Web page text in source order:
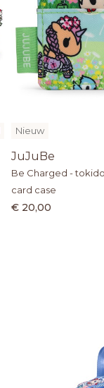
Nieuw
JuJuBe
Be Charged -
card case
€ 20,00